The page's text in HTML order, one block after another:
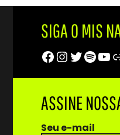
SIGA O MIS
Facebook
Twitter
ASSINE
Seu e-mail